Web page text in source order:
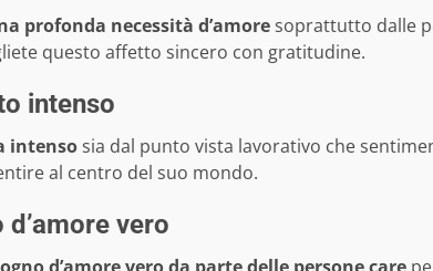
profonda necessità d’amoresoprattutto dalle
questo affetto sincero con gratitudine.
intenso
intensosia dal punto vista lavorativo che
al centro del suo mondo.
vero